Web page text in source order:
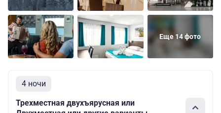
Еще 14 фото
4 ночи
Трехместная двухъярусная или